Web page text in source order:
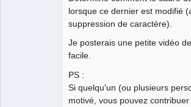
lorsque ce dernier est modifié
suppression de caractère).
Je posterais une petite vidéo
facile.
PS :
Si quelqu'un (ou plusieurs
motivé, vous pouvez